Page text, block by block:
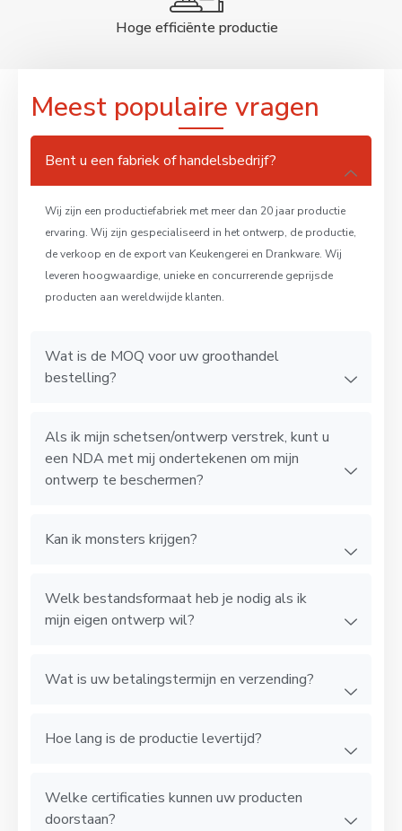
Hoge efficiënte productie
Meest populaire vragen
Bent u een fabriek of handelsbedrijf?
Wij zijn een productiefabriek met meer dan 20 jaar productie
ervaring. Wij zijn gespecialiseerd in het ontwerp, de productie,
de verkoop en de export van Keukengerei en Drankware. Wij
leveren hoogwaardige, unieke en concurrerende geprijsde
producten aan wereldwijde klanten.
Wat is de MOQ voor uw groothandel
bestelling?
Als ik mijn schetsen/ontwerp verstrek, kunt u
een NDA met mij ondertekenen om mijn
ontwerp te beschermen?
Kan ik monsters krijgen?
Welk bestandsformaat heb je nodig als ik
mijn eigen ontwerp wil?
Wat is uw betalingstermijn en verzending?
Hoe lang is de productie levertijd?
Welke certificaties kunnen uw producten
doorstaan?